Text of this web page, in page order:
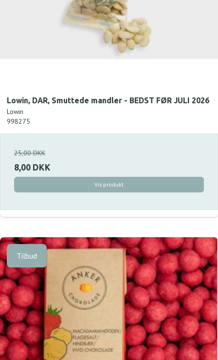
Lowin, DAR, Smuttede mandler - BEDST FØR JULI 2026
Lowin
998275
25,00 DKK
8,00 DKK
Vis produkt
Tilbud